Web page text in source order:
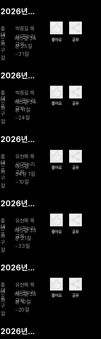
함의 심판
2026년
일 화평의
언약과 복
된 삶
출
연
자
박종길 목
사/온누리
교회
대
표
구
절
에스겔 34
장 25절
~31절
좋아요 공유
2026년
일 하나님
마음으로
백성을 돌
보는 참된
출
연
자
박종길 목
사/온누리
교회
대
표
구
절
에스겔 34
장 11절
~24절
좋아요 공유
2026년
무책임한
지도자에게
는 화가 있
습니다
출
연
자
유현목 목
사/온누리
교회
대
표
구
절
에스겔
34장 1절
~10절
좋아요 공유
2026년
실패에서
배우고 생
명 길로 행
하십시오
출
연
자
유현목 목
사/온누리
교회
대
표
구
절
에스겔 33
장 21절
~33절
좋아요 공유
2026년
일 죄의 길
에서 돌이
키면 삽니
다
출
연
자
유현목 목
사/온누리
교회
대
표
구
절
에스겔 33
장 10절
~20절
좋아요 공유
2026년